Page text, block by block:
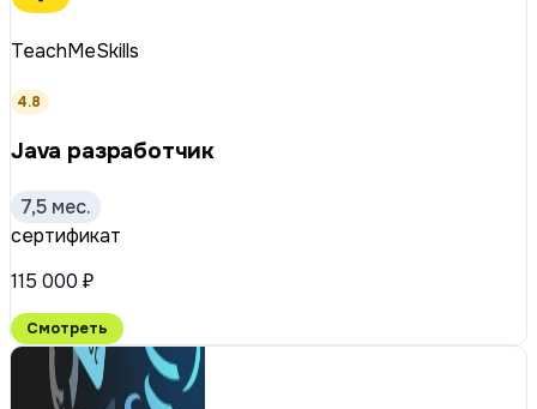
TeachMeSkills
4.8
Java разработчик
7,5 мес.
сертификат
115 000 ₽
Смотреть